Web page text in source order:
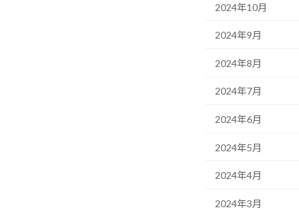
2024年10月
2024年9月
2024年8月
2024年7月
2024年6月
2024年5月
2024年4月
2024年3月